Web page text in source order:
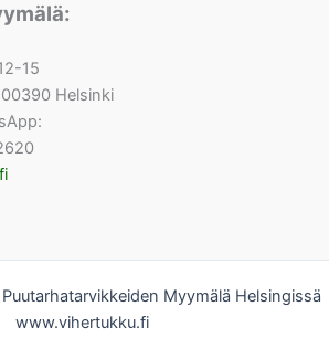
15
Helsinki
Myymälä Helsingissä
www.vihertukku.fi